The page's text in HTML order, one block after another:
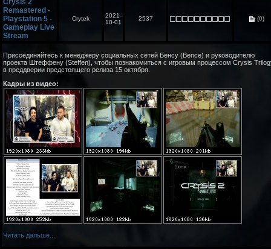
Crysis 2
Remastered -
Playstation 5 -
Gameplay Live
Stream
Crytek
2021-
10-01
2537 (0)
Присоединяйтесь к менеджеру социальных сетей Бенсу (Bence) и руководителю
проекта Штеффену (Steffen), чтобы познакомиться с игровым процессом Crysis
в преддверии предстоящего релиза 15 октября.
Кадры из видео:
Читать дальше...